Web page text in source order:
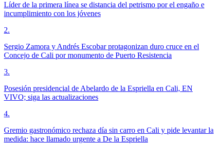
Líder de la primera línea se distancia del petrismo por el engaño e
incumplimiento con los jóvenes
2.
Sergio Zamora y Andrés Escobar protagonizan duro cruce en el
Concejo de Cali por monumento de Puerto Resistencia
3.
Posesión presidencial de Abelardo de la Espriella en Cali, EN
VIVO; siga las actualizaciones
4.
Gremio gastronómico rechaza día sin carro en Cali y pide levantar la
medida: hace llamado urgente a De la Espriella